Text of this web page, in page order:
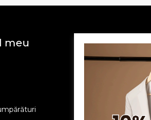
meu Serviciu
Apariții în presă
Politica de
Politica de